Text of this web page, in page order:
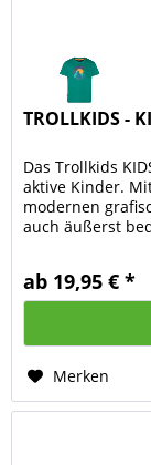
TROLLKIDS -
Das Trollkids
aktive Kinder.
modernen
auch äußerst
ab 19,95 € *
Merken